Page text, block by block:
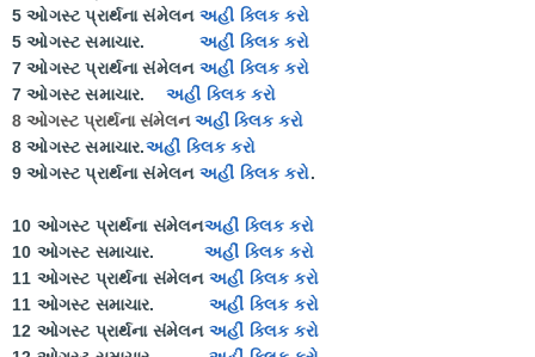
5 ઓગસ્ટ પ્રાર્થના સંમેલન અહી ક્લિક કરો
5 ઓગસ્ટ સમાચાર.
અહીં ક્લિક કરો
7 ઓગસ્ટ પ્રાર્થના સંમેલન અહીં ક્લિક કરો
7 ઓગસ્ટ સમાચાર. અહીં ક્લિક કરો
8 ઓગસ્ટ પ્રાર્થના સંમેલનઅહીં ક્લિક કરો
8 ઓગસ્ટ સમાચાર.અહીં ક્લિક કરો
9 ઓગસ્ટ પ્રાર્થના સંમેલન અહીં ક્લિક કરો.
10 ઓગસ્ટ પ્રાર્થના સંમેલનઅહીં ક્લિક કરો
10 ઓગસ્ટ સમાચાર.
અહીં ક્લિક કરો
11 ઓગસ્ટ પ્રાર્થના સંમેલન અહીં ક્લિક કરો
11 ઓગસ્ટ સમાચાર.
અહીં ક્લિક કરો
12 ઓગસ્ટ પ્રાર્થના સંમેલન અહીં ક્લિક કરો